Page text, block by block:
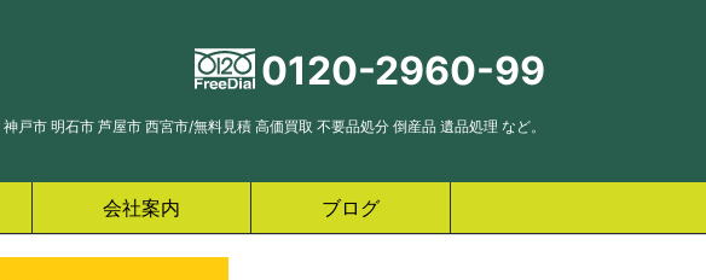
0120-2960-99
戸市 明石市 芦屋市 西宮市/無料見積 高価買取 不要品処分 倒産品 遺品処理 など。
会社案内 ブログ